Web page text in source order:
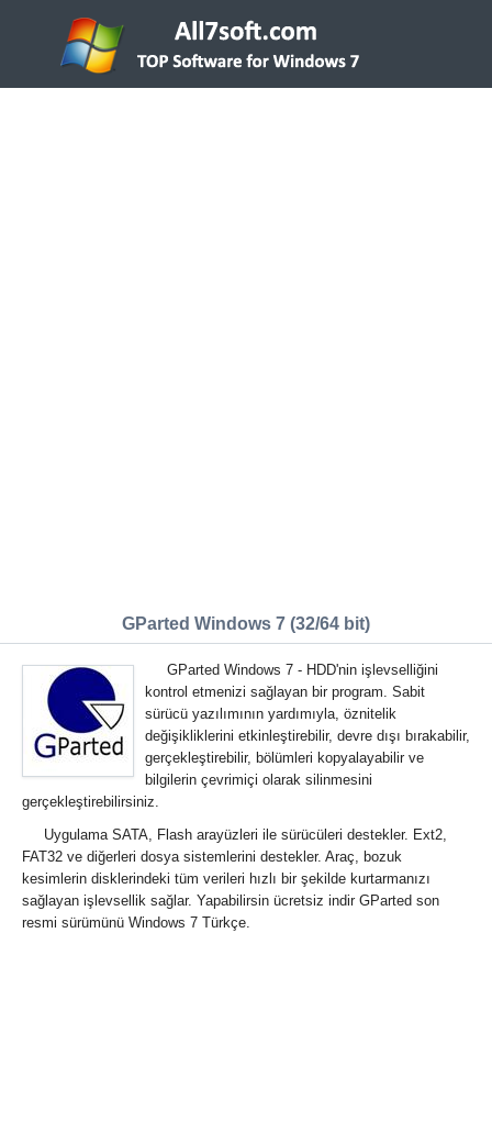
GParted Windows 7 (32/64 bit)
GParted Windows 7 - HDD'nin işlevselliğini
kontrol etmenizi sağlayan bir program. Sabit
sürücü yazılımının yardımıyla, öznitelik
değişikliklerini etkinleştirebilir, devre dışı bırakabilir,
gerçekleştirebilir, bölümleri kopyalayabilir ve
bilgilerin çevrimiçi olarak silinmesini
gerçekleştirebilirsiniz.
Uygulama SATA, Flash arayüzleri ile sürücüleri destekler. Ext2,
FAT32 ve diğerleri dosya sistemlerini destekler. Araç, bozuk
kesimlerin disklerindeki tüm verileri hızlı bir şekilde kurtarmanızı
sağlayan işlevsellik sağlar. Yapabilirsin ücretsiz indir GParted son
resmi sürümünü Windows 7 Türkçe.